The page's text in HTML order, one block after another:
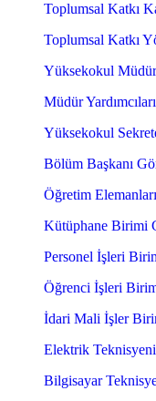
Toplumsal Katkı
Toplumsal Katkı
Yüksekokul
Müdür
Yüksekokul
Bölüm Başkanı
Öğretim
Kütüphane Birimi
Personel İşleri
Öğrenci İşleri
İdari Mali İşler
Elektrik Teknisyeni
Bilgisayar